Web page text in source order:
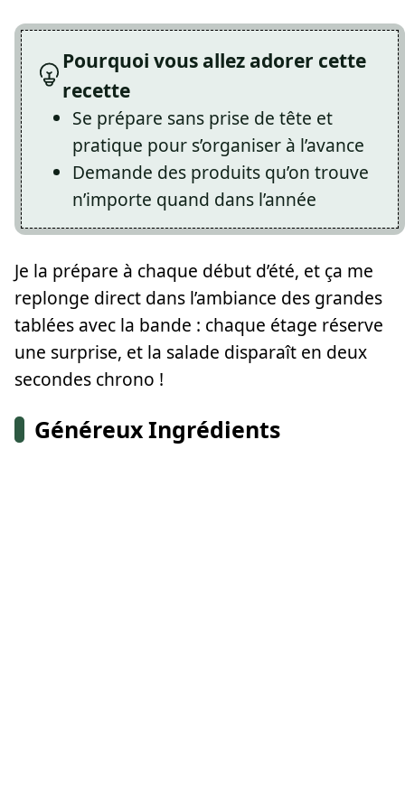
Pourquoi vous allez adorer cette
recette
Se prépare sans prise de tête et
pratique pour s’organiser à l’avance
Demande des produits qu’on trouve
n’importe quand dans l’année
Je la prépare à chaque début d’été, et ça me
replonge direct dans l’ambiance des grandes
tablées avec la bande : chaque étage réserve
une surprise, et la salade disparaît en deux
secondes chrono !
Généreux Ingrédients